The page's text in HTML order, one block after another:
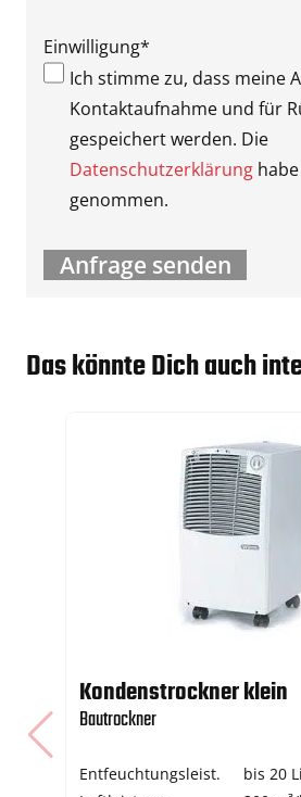
Einwilligung*
Ich stimme zu, dass meine
Kontaktaufnahme und für
gespeichert werden. Die
Datenschutzerklärunghabe
genommen.
Das könnte Dich auch
Kondenstrockner klein
Bautrockner
Entfeuchtungsleist.
bis 20